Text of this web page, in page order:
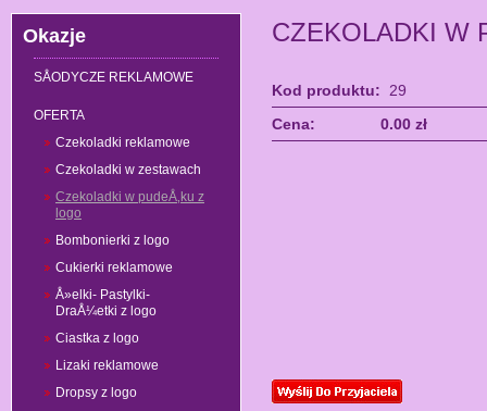
Okazje
SÅODYCZE REKLAMOWE
OFERTA
Czekoladki reklamowe
Czekoladki w zestawach
Czekoladki w pudeÅ‚ku z
logo
Bombonierki z logo
Cukierki reklamowe
Å»elki- Pastylki-
DraÅ¼etki z logo
Ciastka z logo
Lizaki reklamowe
Dropsy z logo
CZEKOLADKI W
Kod produktu: 29
Cena:
0.00 zł